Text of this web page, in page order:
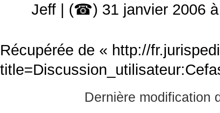
Jeff (☎) 31 janvier 2006
Récupérée de « http://
Dernière modification